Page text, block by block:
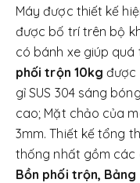
Máy được thiết kế
được bố trí trên bộ
có bánh xe giúp quá
phối trộn 10kg được
gỉ SUS 304 sáng
cao; Mặt chảo của
3mm. Thiết kế tổng
thống nhất gồm các
Bồn phối trộn, Bảng